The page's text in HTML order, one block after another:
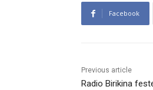
Facebook
Previous article
Radio Birikina